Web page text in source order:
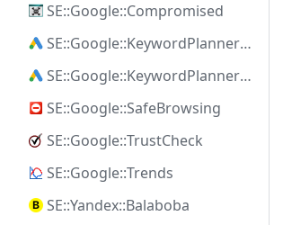
SE::Google::Compromised
SE::Google::KeywordPlanner::Ideas
SE::Google::KeywordPlanner::SearchVolume
SE::Google::SafeBrowsing
SE::Google::TrustCheck
SE::Google::Trends
SE::Yandex::Balaboba